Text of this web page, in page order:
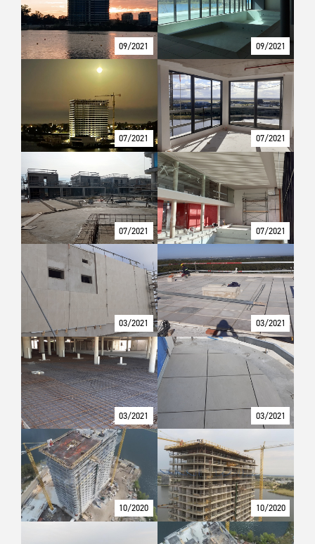
09/2021 09/2021
07/2021 07/2021
07/2021 07/2021
03/2021 03/2021
03/2021 03/2021
10/2020 10/2020